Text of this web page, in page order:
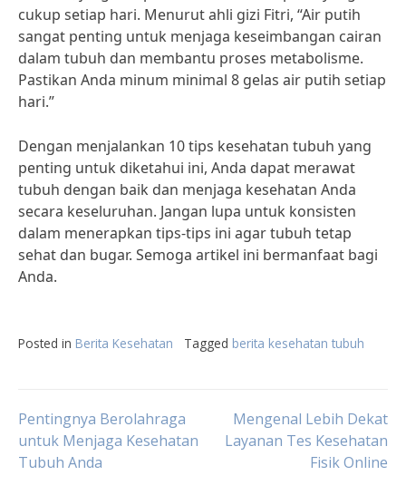
cukup setiap hari. Menurut ahli gizi Fitri, “Air putih
sangat penting untuk menjaga keseimbangan cairan
dalam tubuh dan membantu proses metabolisme.
Pastikan Anda minum minimal 8 gelas air putih setiap
hari.”
Dengan menjalankan 10 tips kesehatan tubuh yang
penting untuk diketahui ini, Anda dapat merawat
tubuh dengan baik dan menjaga kesehatan Anda
secara keseluruhan. Jangan lupa untuk konsisten
dalam menerapkan tips-tips ini agar tubuh tetap
sehat dan bugar. Semoga artikel ini bermanfaat bagi
Anda.
Posted in Berita Kesehatan Tagged berita kesehatan tubuh
Post
navigation
Pentingnya Berolahraga
untuk Menjaga Kesehatan
Tubuh Anda
Mengenal Lebih Dekat
Layanan Tes Kesehatan
Fisik Online